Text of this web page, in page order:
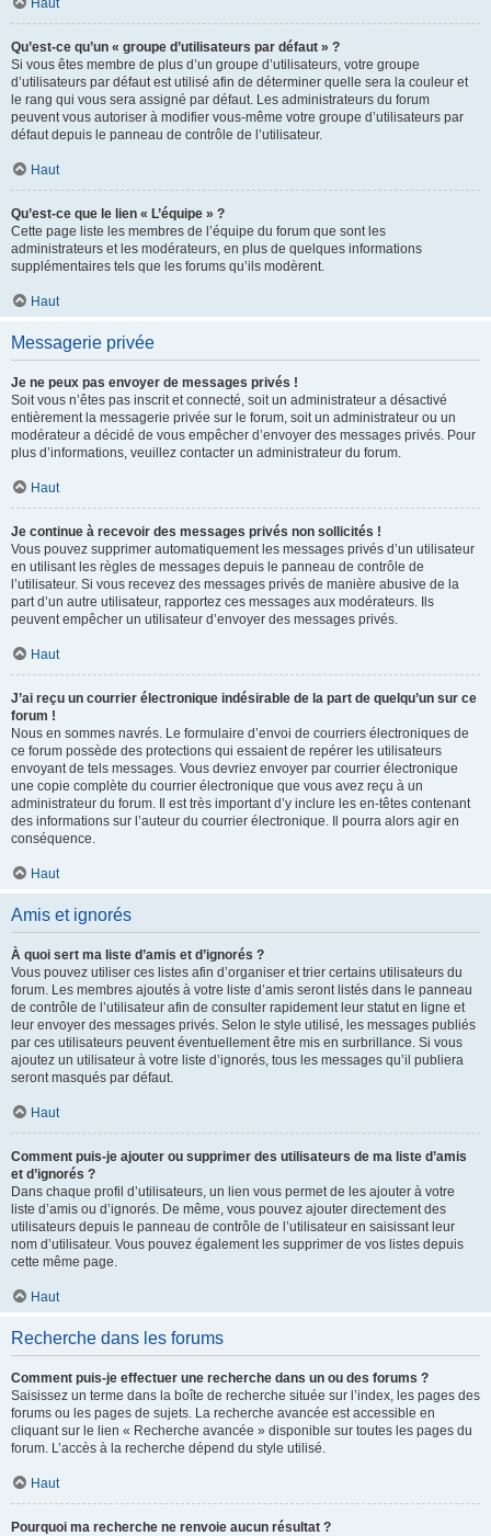
Haut
Qu’est-ce qu’un « groupe d’utilisateurs par défaut » ?
Si vous êtes membre de plus d’un groupe d’utilisateurs, votre groupe
d’utilisateurs par défaut est utilisé afin de déterminer quelle sera la couleur et
le rang qui vous sera assigné par défaut. Les administrateurs du forum
peuvent vous autoriser à modifier vous-même votre groupe d’utilisateurs par
défaut depuis le panneau de contrôle de l’utilisateur.
Haut
Qu’est-ce que le lien « L’équipe » ?
Cette page liste les membres de l’équipe du forum que sont les
administrateurs et les modérateurs, en plus de quelques informations
supplémentaires tels que les forums qu’ils modèrent.
Haut
Messagerie privée
Je ne peux pas envoyer de messages privés !
Soit vous n’êtes pas inscrit et connecté, soit un administrateur a désactivé
entièrement la messagerie privée sur le forum, soit un administrateur ou un
modérateur a décidé de vous empêcher d’envoyer des messages privés. Pour
plus d’informations, veuillez contacter un administrateur du forum.
Haut
Je continue à recevoir des messages privés non sollicités !
Vous pouvez supprimer automatiquement les messages privés d’un utilisateur
en utilisant les règles de messages depuis le panneau de contrôle de
l’utilisateur. Si vous recevez des messages privés de manière abusive de la
part d’un autre utilisateur, rapportez ces messages aux modérateurs. Ils
peuvent empêcher un utilisateur d’envoyer des messages privés.
Haut
J’ai reçu un courrier électronique indésirable de la part de quelqu’un sur ce
forum !
Nous en sommes navrés. Le formulaire d’envoi de courriers électroniques de
ce forum possède des protections qui essaient de repérer les utilisateurs
envoyant de tels messages. Vous devriez envoyer par courrier électronique
une copie complète du courrier électronique que vous avez reçu à un
administrateur du forum. Il est très important d’y inclure les en-têtes contenant
des informations sur l’auteur du courrier électronique. Il pourra alors agir en
conséquence.
Haut
Amis et ignorés
À quoi sert ma liste d’amis et d’ignorés ?
Vous pouvez utiliser ces listes afin d’organiser et trier certains utilisateurs du
forum. Les membres ajoutés à votre liste d’amis seront listés dans le panneau
de contrôle de l’utilisateur afin de consulter rapidement leur statut en ligne et
leur envoyer des messages privés. Selon le style utilisé, les messages publiés
par ces utilisateurs peuvent éventuellement être mis en surbrillance. Si vous
ajoutez un utilisateur à votre liste d’ignorés, tous les messages qu’il publiera
seront masqués par défaut.
Haut
Comment puis-je ajouter ou supprimer des utilisateurs de ma liste d’amis
et d’ignorés ?
Dans chaque profil d’utilisateurs, un lien vous permet de les ajouter à votre
liste d’amis ou d’ignorés. De même, vous pouvez ajouter directement des
utilisateurs depuis le panneau de contrôle de l’utilisateur en saisissant leur
nom d’utilisateur. Vous pouvez également les supprimer de vos listes depuis
cette même page.
Haut
Recherche dans les forums
Comment puis-je effectuer une recherche dans un ou des forums ?
Saisissez un terme dans la boîte de recherche située sur l’index, les pages des
forums ou les pages de sujets. La recherche avancée est accessible en
cliquant sur le lien « Recherche avancée » disponible sur toutes les pages du
forum. L’accès à la recherche dépend du style utilisé.
Haut
Pourquoi ma recherche ne renvoie aucun résultat ?